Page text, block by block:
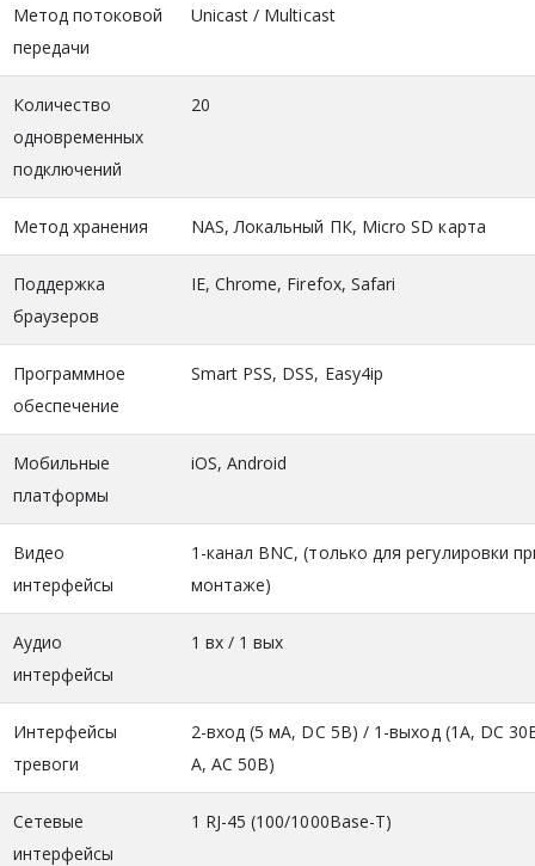
Метод потоковой
передачи
Unicast / Multicast
Количество
одновременных
подключений
20
Метод хранения NAS, Локальный ПК, Micro SD карта
Поддержка
браузеров
IE, Chrome, Firefox, Safari
Программное
обеспечение
Smart PSS, DSS, Easy4ip
Мобильные
платформы
iOS, Android
Видео
интерфейсы
1-канал BNC, (только для регулировки
монтаже)
Аудио
интерфейсы
1 вх / 1 вых
Интерфейсы
тревоги
2-вход (5 мA, DC 5В) / 1-выход (1А, DC
А, AC 50В)
Сетевые
интерфейсы
1 RJ-45 (100/1000Base-T)